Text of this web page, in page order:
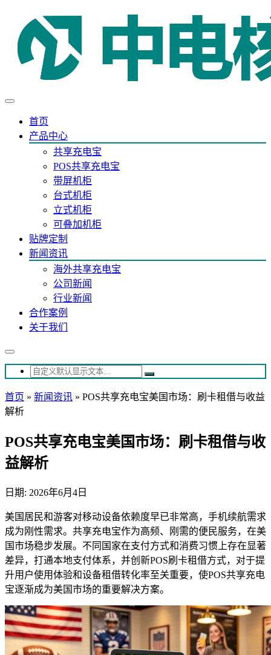
首页
产品中心
共享充电宝
POS共享充电宝
带屏机柜
台式机柜
立式机柜
可叠加机柜
贴牌定制
新闻资讯
海外共享充电宝
公司新闻
行业新闻
合作案例
关于我们
首页 » 新闻资讯 » POS共享充电宝美国市场：刷卡租借与收益
解析
POS共享充电宝美国市场：刷卡租借与收
益解析
日期: 2026年6月4日
美国居民和游客对移动设备依赖度早已非常高，手机续航需求
成为刚性需求。共享充电宝作为高频、刚需的便民服务，在美
国市场稳步发展。不同国家在支付方式和消费习惯上存在显著
差异，打通本地支付体系，并创新POS刷卡租借方式，对于提
升用户使用体验和设备租借转化率至关重要，使POS共享充电
宝逐渐成为美国市场的重要解决方案。